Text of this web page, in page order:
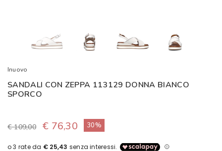
Inuovo
SANDALI CON ZEPPA 113129 DONNA BIANCO
SPORCO
€ 109,00 € 76,30 30%